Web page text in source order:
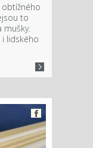
obtížného
to
lidského